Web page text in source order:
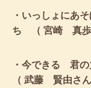
・いっしょにあ
ち （ 宮崎 真
・今で
（ 武藤 賢由さ